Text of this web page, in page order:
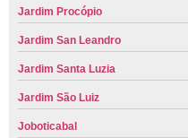
Jardim Procópio
Jardim San Leandro
Jardim Santa Luzia
Jardim São Luiz
Joboticabal